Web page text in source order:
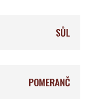
Ocelot Chocolate
SŮL
POMERANČ